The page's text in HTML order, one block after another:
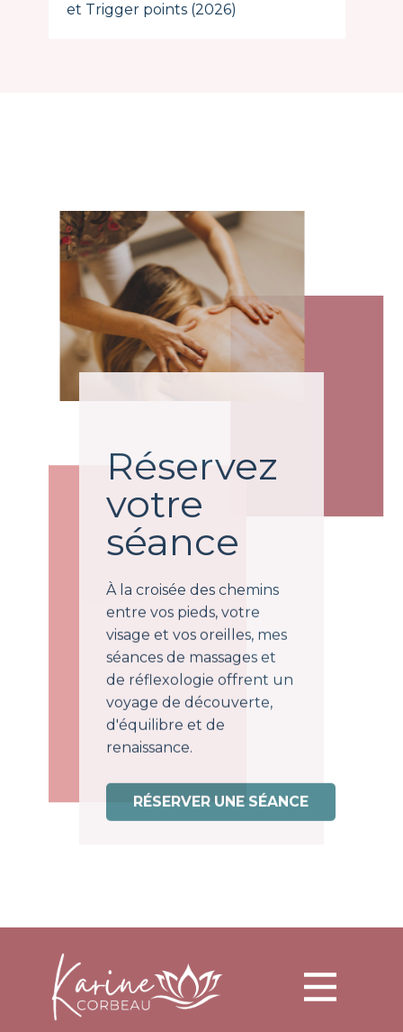
et Trigger points (2026)
Réservez
votre
séance
À la croisée des chemins
entre vos pieds, votre
visage et vos oreilles, mes
séances de massages et
de réflexologie offrent un
voyage de découverte,
d'équilibre et de